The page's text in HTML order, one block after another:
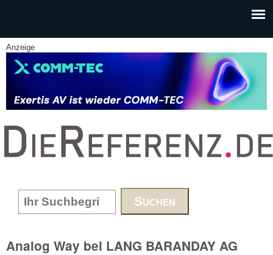
Anzeige
www.DieReferenz.de
Search form
Analog Way bei LANG BARANDAY AG